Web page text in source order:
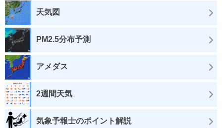
天気図
PM2.5分布予測
アメダス
2週間天気
気象予報士のポイント解説